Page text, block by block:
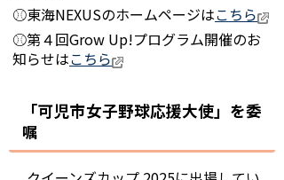
⚾東海NEXUSのホームページはこちら
⚾第４回Grow Up!プログラム開催のお
知らせはこちら
「可児市女子野球応援大使」を委
嘱